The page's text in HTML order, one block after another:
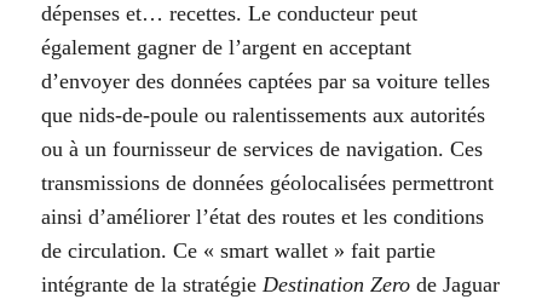
dépenses et… recettes. Le conducteur peut
également gagner de l’argent en acceptant
d’envoyer des données captées par sa voiture telles
que nids-de-poule ou ralentissements aux autorités
ou à un fournisseur de services de navigation. Ces
transmissions de données géolocalisées permettront
ainsi d’améliorer l’état des routes et les conditions
de circulation. Ce « smart wallet » fait partie
intégrante de la stratégie Destination Zero de Jaguar